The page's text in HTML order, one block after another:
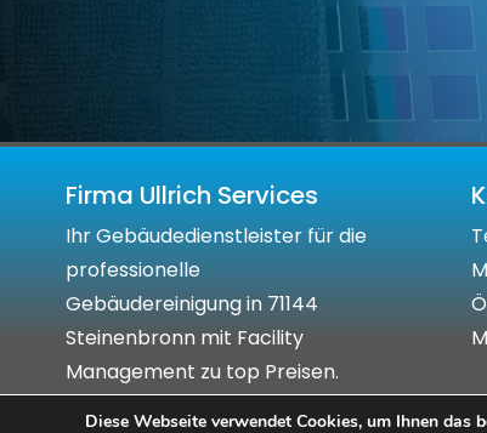
Firma Ullrich Services
Ihr Gebäudedienstleister für die
professionelle
Gebäudereinigung in 71144
Steinenbronn mit Facility
Management zu top Preisen.
Diese Webseite verwendet Cookies, um Ihnen das